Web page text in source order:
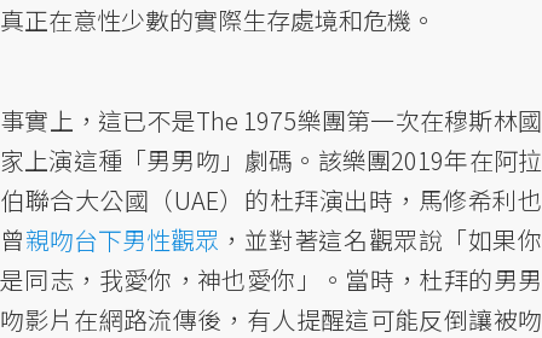
真正在意性少數的實際生存處境和危機。
事實上，這已不是The 1975樂團第一次在穆斯林國
家上演這種「男男吻」劇碼。該樂團2019年在阿拉
伯聯合大公國（UAE）的杜拜演出時，馬修希利也
曾親吻台下男性觀眾 ，並對著這名觀眾說「如果你
是同志，我愛你，神也愛你」。當時，杜拜的男男
吻影片在網路流傳後，有人提醒這可能反倒讓被吻